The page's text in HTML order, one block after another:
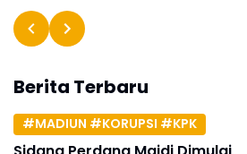
Berita Terbaru
#MADIUN #KORUPSI #KPK